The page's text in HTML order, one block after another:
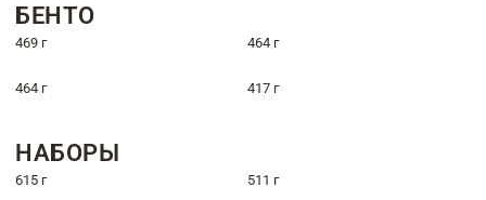
БЕНТО
469 г 464 г
464 г 417 г
НАБОРЫ
615 г 511 г